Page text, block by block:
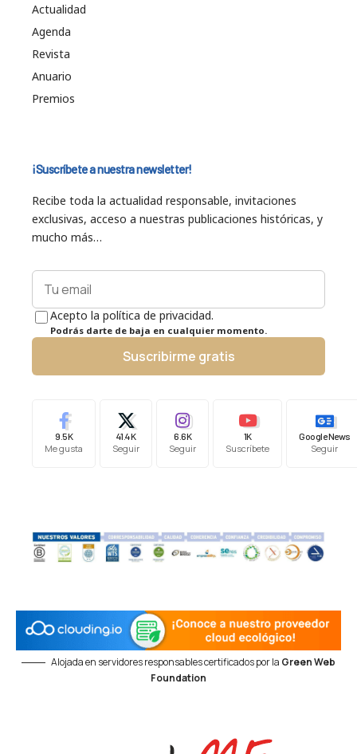
Actualidad
Agenda
Revista
Anuario
Premios
¡Suscríbete a nuestra newsletter!
Recibe toda la actualidad responsable, invitaciones
exclusivas, acceso a nuestras publicaciones históricas, y
mucho más…
Acepto la política de privacidad.
Podrás darte de baja en cualquier momento.
Suscribirme gratis
9.5K
Me gusta
41.4K
Seguir
6.6K
Seguir
1K
Suscríbete
Google News
Seguir
Alojada en servidores responsables certificados por la Green Web
Foundation